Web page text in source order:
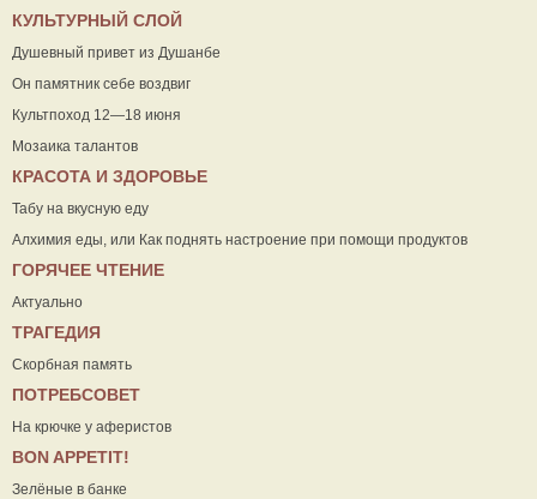
КУЛЬТУРНЫЙ СЛОЙ
Душевный привет из Душанбе
Он памятник себе воздвиг
Культпоход 12—18 июня
Мозаика талантов
КРАСОТА И ЗДОРОВЬЕ
Табу на вкусную еду
Алхимия еды, или Как поднять настроение при помощи продуктов
ГОРЯЧЕЕ ЧТЕНИЕ
Актуально
ТРАГЕДИЯ
Скорбная память
ПОТРЕБСОВЕТ
На крючке у аферистов
ВON APPETIT!
Зелёные в банке